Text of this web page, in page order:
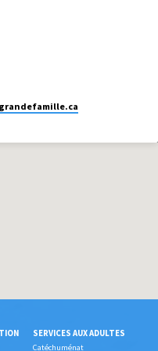
SERVICES AUX ADULTES
Catéchuménat